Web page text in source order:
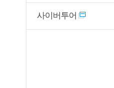
사이버투어